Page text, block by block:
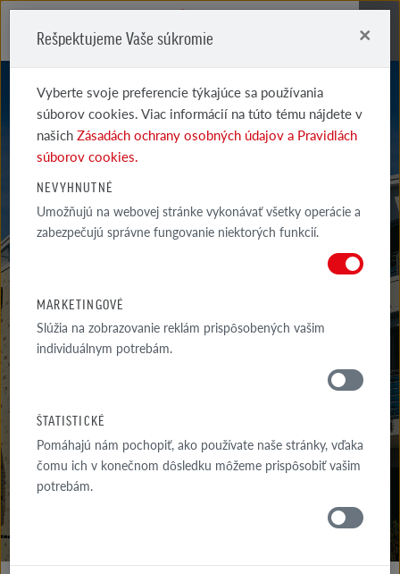
ACCUM
KDE
NAKÚPIŤ
Rešpektujeme Vaše súkromie ×
Vyberte svoje preferencie týkajúce sa používania
súborov cookies. Viac informácií na túto tému nájdete v
našichZásadách ochrany osobných údajov a Pravidlách
súborov cookies.
NEVYHNUTNÉ
Umožňujú na webovej stránke vykonávať všetky operácie a
zabezpečujú správne fungovanie niektorých funkcií.
MARKETINGOVÉ
Slúžia na zobrazovanie reklám prispôsobených vašim
individuálnym potrebám.
ŠTATISTICKÉ
Pomáhajú nám pochopiť, ako používate naše stránky, vďaka
čomu ich v konečnom dôsledku môžeme prispôsobiť vašim
potrebám.